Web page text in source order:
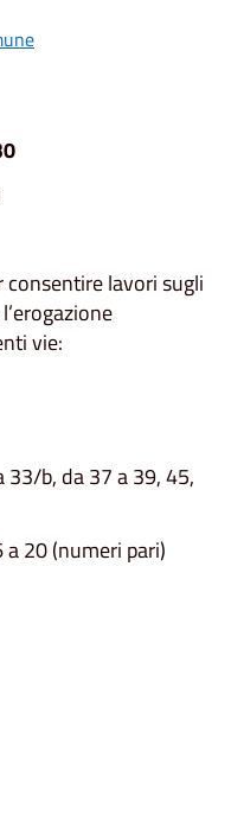
consentire lavori sugli
vie:
b, da 37 a 39, 45,
20 (numeri pari)